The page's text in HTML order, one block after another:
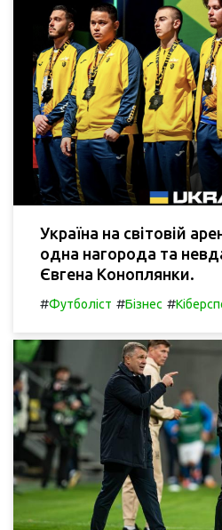
Україна на світовій
одна нагорода та
Євгена Коноплянки.
#Футболіст #Бізнес #